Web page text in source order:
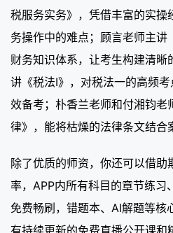
税服务实务》，凭借丰富的实操
务操作中的难点；顾言老师主讲
财务知识体系，让考生构建清晰
讲《税法Ⅰ》，对税法一的高频
效备考；朴香兰老师和付湘钧老
律》，能将枯燥的法律条文结合
除了优质的师资，你还可以借助
率，APP内所有科目的章节练习
免费畅刷，错题本、AI解题等核
有持续更新的免费直播公开课和